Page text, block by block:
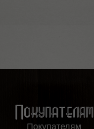
Покупателям
Покупателям